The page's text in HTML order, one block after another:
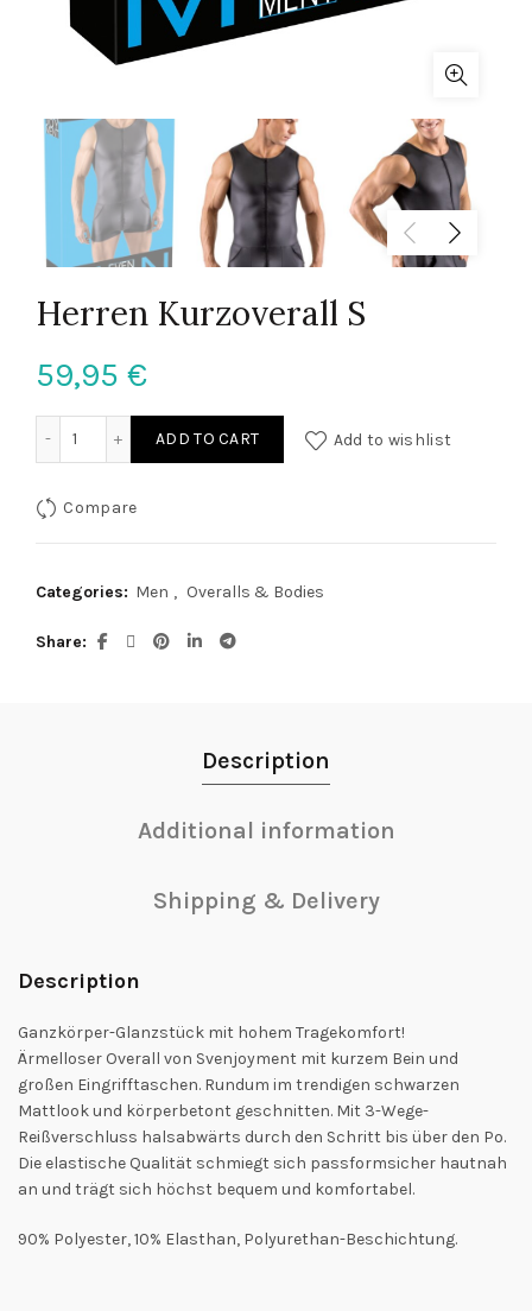
Herren Kurzoverall S
59,95 €
ADD TO CART Add to wishlist
Compare
Categories: Men , Overalls & Bodies
Share
Description
Additional information
Shipping & Delivery
Description
Ganzkörper-Glanzstück mit hohem Tragekomfort!
Ärmelloser Overall von Svenjoyment mit kurzem Bein und
großen Eingrifftaschen. Rundum im trendigen schwarzen
Mattlook und körperbetont geschnitten. Mit 3-Wege-
Reißverschluss halsabwärts durch den Schritt bis über den Po.
Die elastische Qualität schmiegt sich passformsicher hautnah
an und trägt sich höchst bequem und komfortabel.
90% Polyester, 10% Elasthan, Polyurethan-Beschichtung.